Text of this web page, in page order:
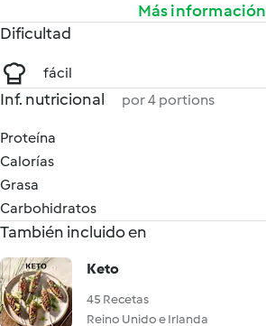
Más información
Dificultad
fácil
Inf. nutricional por 4 portions
Proteína
Calorías
Grasa
Carbohidratos
También incluido en
Keto
45 Recetas
Reino Unido e Irlanda